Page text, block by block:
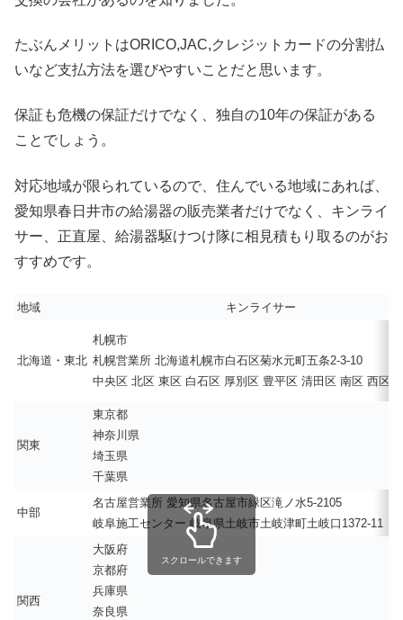
たぶんメリットはORICO,JAC,クレジットカードの分割払
いなど支払方法を選びやすいことだと思います。
保証も危機の保証だけでなく、独自の10年の保証がある
ことでしょう。
対応地域が限られているので、住んでいる地域にあれば、
愛知県春日井市の給湯器の販売業者だけでなく、キンライ
サー、正直屋、給湯器駆けつけ隊に相見積もり取るのがお
すすめです。
地域 キンライサー
北海道・東北
札幌市
札幌営業所 北海道札幌市白石区菊水元町五条2-3-10
中央区 北区 東区 白石区 厚別区 豊平区 清田区 南区 西区
関東
東京都
神奈川県
埼玉県
千葉県
中部
名古屋営業所 愛知県名古屋市緑区滝ノ水5-2105
岐阜施工センター 岐阜県土岐市土岐津町土岐口1372-11
関西
大阪府
京都府
兵庫県
奈良県
スクロールできます